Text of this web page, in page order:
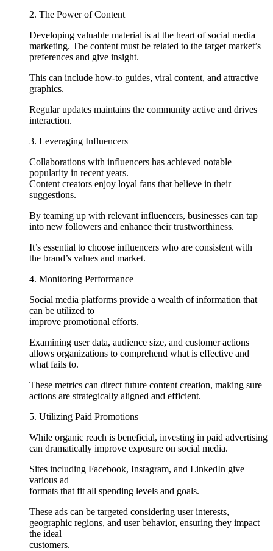
2. The Power of Content
Developing valuable material is at the heart of social media
marketing. The content must be related to the target market’s
preferences and give insight.
This can include how-to guides, viral content, and attractive
graphics.
Regular updates maintains the community active and drives
interaction.
3. Leveraging Influencers
Collaborations with influencers has achieved notable
popularity in recent years.
Content creators enjoy loyal fans that believe in their
suggestions.
By teaming up with relevant influencers, businesses can tap
into new followers and enhance their trustworthiness.
It’s essential to choose influencers who are consistent with
the brand’s values and market.
4. Monitoring Performance
Social media platforms provide a wealth of information that
can be utilized to
improve promotional efforts.
Examining user data, audience size, and customer actions
allows organizations to comprehend what is effective and
what fails to.
These metrics can direct future content creation, making sure
actions are strategically aligned and efficient.
5. Utilizing Paid Promotions
While organic reach is beneficial, investing in paid advertising
can dramatically improve exposure on social media.
Sites including Facebook, Instagram, and LinkedIn give
various ad
formats that fit all spending levels and goals.
These ads can be targeted considering user interests,
geographic regions, and user behavior, ensuring they impact
the ideal
customers.